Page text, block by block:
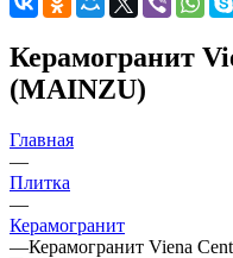
Керамогранит
(MAINZU)
Главная
—
Плитка
—
Керамогранит
—Керамогранит Viena